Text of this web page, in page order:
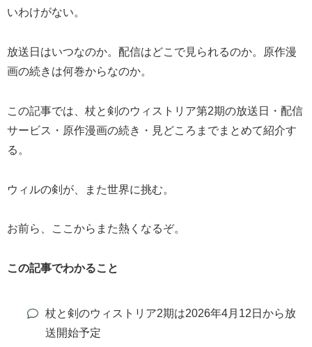
いわけがない。
放送日はいつなのか。配信はどこで見られるのか。原作漫
画の続きは何巻からなのか。
この記事では、杖と剣のウィストリア第2期の放送日・配信
サービス・原作漫画の続き・見どころまでまとめて紹介す
る。
ウィルの剣が、また世界に挑む。
お前ら、ここからまた熱くなるぞ。
この記事でわかること
杖と剣のウィストリア2期は2026年4月12日から放
送開始予定